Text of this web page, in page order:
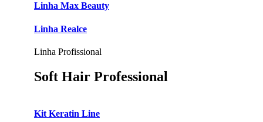
Linha Max Beauty
Linha Realce
Linha Profissional
Soft Hair Professional
Kit Keratin Line